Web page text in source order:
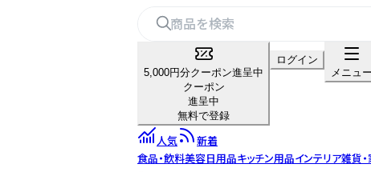
5,000円分クーポン進呈中
クーポン
進呈中
無料で登録
ログイン
メニュー
人気
新着
食品・飲料美容日用品キッチン用品インテリア雑貨